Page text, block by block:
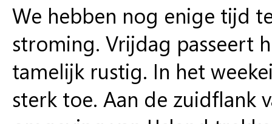
We hebben nog enige tijd
stroming. Vrijdag passeert
tamelijk rustig. In het
sterk toe. Aan de zuidflank